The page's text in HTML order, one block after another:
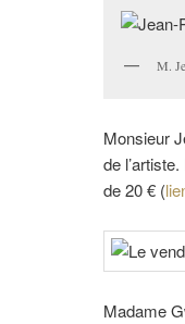
M.
Monsieur
de
de 20 € (
Madame